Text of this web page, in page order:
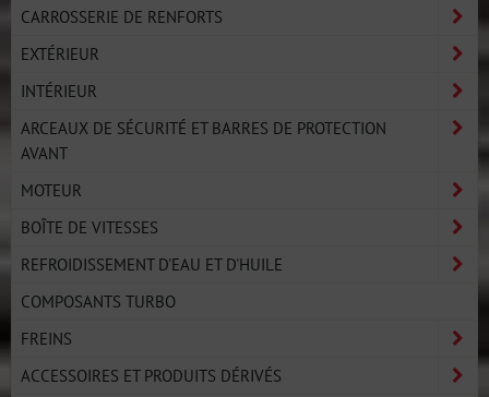
CARROSSERIE DE RENFORTS
EXTÉRIEUR
INTÉRIEUR
ARCEAUX DE SÉCURITÉ ET BARRES DE PROTECTION
AVANT
MOTEUR
BOÎTE DE VITESSES
REFROIDISSEMENT D'EAU ET D'HUILE
COMPOSANTS TURBO
FREINS
ACCESSOIRES ET PRODUITS DÉRIVÉS